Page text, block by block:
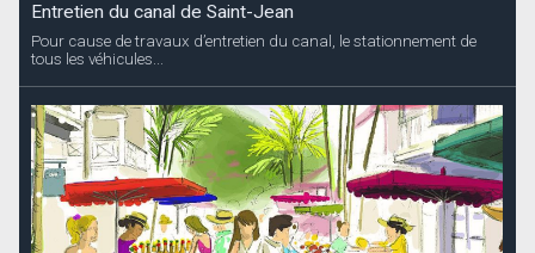
Entretien du canal de Saint-Jean
Pour cause de travaux d’entretien du canal, le stationnement de
tous les véhicules...